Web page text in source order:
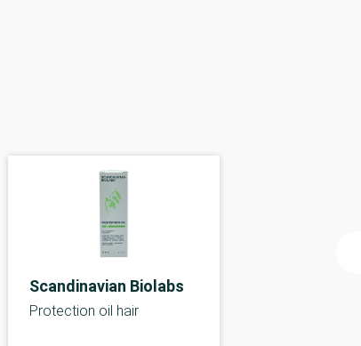
Scandinavian Biolabs
Protection oil hair